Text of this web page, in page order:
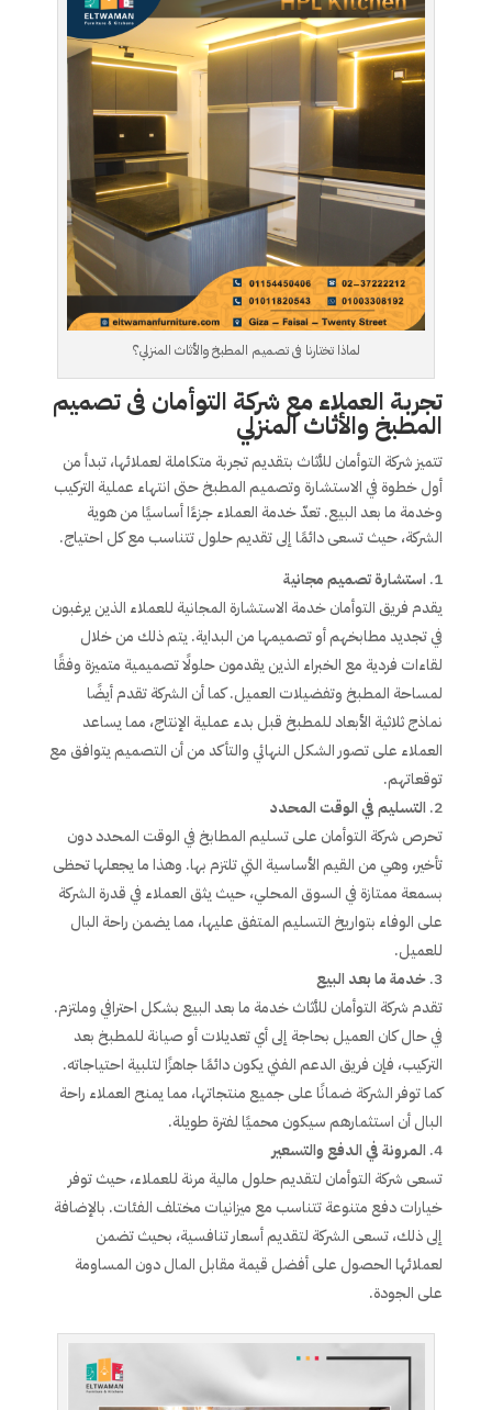
لماذا تختارنا فى تصميم المطبخ والأثاث المنزلي؟
تجربة العملاء مع شركة التوأمان فى تصميم
المطبخ والأثاث المنزلي
تتميز شركة التوأمان للأثاث بتقديم تجربة متكاملة لعملائها، تبدأ من
أول خطوة في الاستشارة وتصميم المطبخ حتى انتهاء عملية التركيب
وخدمة ما بعد البيع. تعدّ خدمة العملاء جزءًا أساسيًا من هوية
الشركة، حيث تسعى دائمًا إلى تقديم حلول تتناسب مع كل احتياج.
استشارة تصميم مجانية
يقدم فريق التوأمان خدمة الاستشارة المجانية للعملاء الذين يرغبون
في تجديد مطابخهم أو تصميمها من البداية. يتم ذلك من خلال
لقاءات فردية مع الخبراء الذين يقدمون حلولًا تصميمية متميزة وفقًا
لمساحة المطبخ وتفضيلات العميل. كما أن الشركة تقدم أيضًا
نماذج ثلاثية الأبعاد للمطبخ قبل بدء عملية الإنتاج، مما يساعد
العملاء على تصور الشكل النهائي والتأكد من أن التصميم يتوافق مع
توقعاتهم.
التسليم في الوقت المحدد
تحرص شركة التوأمان على تسليم المطابخ في الوقت المحدد دون
تأخير، وهي من القيم الأساسية التي تلتزم بها. وهذا ما يجعلها تحظى
بسمعة ممتازة في السوق المحلي، حيث يثق العملاء في قدرة الشركة
على الوفاء بتواريخ التسليم المتفق عليها، مما يضمن راحة البال
للعميل.
خدمة ما بعد البيع
تقدم شركة التوأمان للأثاث خدمة ما بعد البيع بشكل احترافي وملتزم.
في حال كان العميل بحاجة إلى أي تعديلات أو صيانة للمطبخ بعد
التركيب، فإن فريق الدعم الفني يكون دائمًا جاهزًا لتلبية احتياجاته.
كما توفر الشركة ضمانًا على جميع منتجاتها، مما يمنح العملاء راحة
البال أن استثمارهم سيكون محميًا لفترة طويلة.
المرونة في الدفع والتسعير
تسعى شركة التوأمان لتقديم حلول مالية مرنة للعملاء، حيث توفر
خيارات دفع متنوعة تتناسب مع ميزانيات مختلف الفئات. بالإضافة
إلى ذلك، تسعى الشركة لتقديم أسعار تنافسية، بحيث تضمن
لعملائها الحصول على أفضل قيمة مقابل المال دون المساومة
على الجودة.